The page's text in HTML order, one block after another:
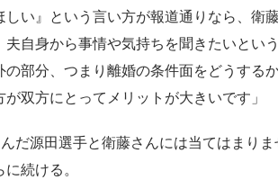
しい』という言い方が報道通りなら、衛
自身から事情や気持ちを聞きたいとい
部分、つまり離婚の条件面をどうする
双方にとってメリットが大きいです」
だ源田選手と衛藤さんには当てはまりま
続ける。